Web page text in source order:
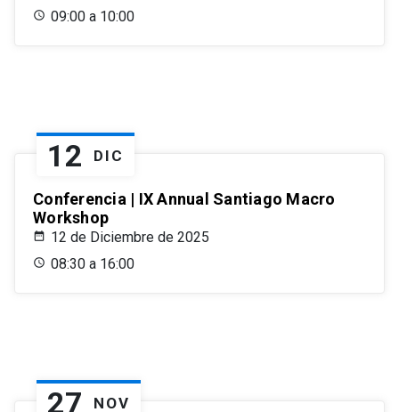
09:00 a 10:00
12 DIC
Conferencia | IX Annual Santiago Macro
Workshop
12 de Diciembre de 2025
08:30 a 16:00
27 NOV